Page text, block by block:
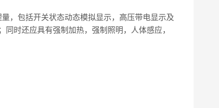
，包括开关状态动态模拟显示，高压带电显示及
时还应具有强制加热，强制照明，人体感应，